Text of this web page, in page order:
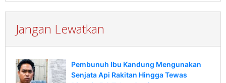
Jangan Lewatkan
Pembunuh Ibu Kandung Mengunakan
Senjata Api Rakitan Hingga Tewas